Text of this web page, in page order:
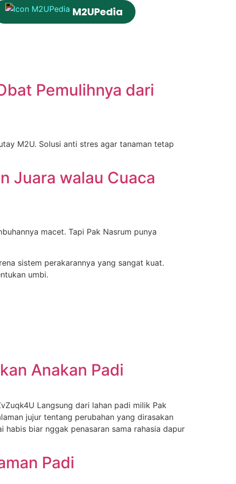
M2UPedia
Pemulihnya dari
M2U. Solusi anti stres agar tanaman tetap
Juara walau Cuaca
macet. Tapi Pak Nasrum punya
sistem perakarannya yang sangat kuat.
umbi.
Anakan Padi
Langsung dari lahan padi milik Pak
jujur tentang perubahan yang dirasakan
biar nggak penasaran sama rahasia dapur
Padi